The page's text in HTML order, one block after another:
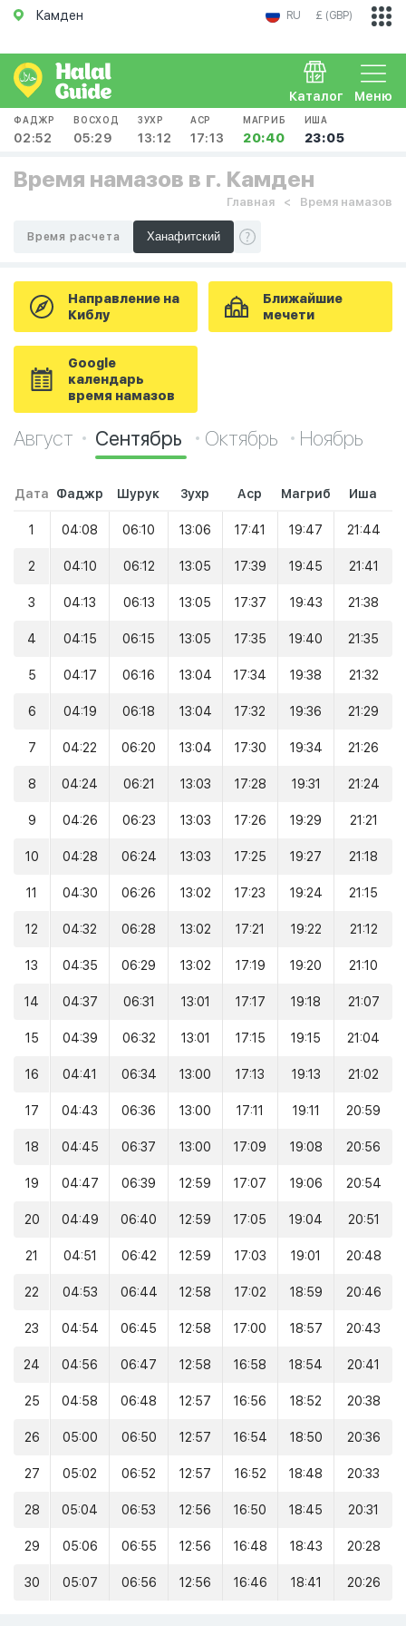
Камден RU £ (GBP)
Меню
Каталог
ФАДЖР
02:52
ВОСХОД
05:29
ЗУХР
13:12
АСР
17:13
МАГРИБ
20:40
ИША
23:05
Время намазов в г. Камден
Главная Время намазов
Время расчета
Направление на
Киблу
Ближайшие
мечети
Google
календарь
время намазов
Август Сентябрь Октябрь Ноябрь
Дата Фаджр Шурук Зухр Аср Магриб Иша
1 04:08 06:10 13:06 17:41 19:47 21:44
2 04:10 06:12 13:05 17:39 19:45 21:41
3 04:13 06:13 13:05 17:37 19:43 21:38
4 04:15 06:15 13:05 17:35 19:40 21:35
5 04:17 06:16 13:04 17:34 19:38 21:32
6 04:19 06:18 13:04 17:32 19:36 21:29
7 04:22 06:20 13:04 17:30 19:34 21:26
8 04:24 06:21 13:03 17:28 19:31 21:24
9 04:26 06:23 13:03 17:26 19:29 21:21
10 04:28 06:24 13:03 17:25 19:27 21:18
11 04:30 06:26 13:02 17:23 19:24 21:15
12 04:32 06:28 13:02 17:21 19:22 21:12
13 04:35 06:29 13:02 17:19 19:20 21:10
14 04:37 06:31 13:01 17:17 19:18 21:07
15 04:39 06:32 13:01 17:15 19:15 21:04
16 04:41 06:34 13:00 17:13 19:13 21:02
17 04:43 06:36 13:00 17:11 19:11 20:59
18 04:45 06:37 13:00 17:09 19:08 20:56
19 04:47 06:39 12:59 17:07 19:06 20:54
20 04:49 06:40 12:59 17:05 19:04 20:51
21 04:51 06:42 12:59 17:03 19:01 20:48
22 04:53 06:44 12:58 17:02 18:59 20:46
23 04:54 06:45 12:58 17:00 18:57 20:43
24 04:56 06:47 12:58 16:58 18:54 20:41
25 04:58 06:48 12:57 16:56 18:52 20:38
26 05:00 06:50 12:57 16:54 18:50 20:36
27 05:02 06:52 12:57 16:52 18:48 20:33
28 05:04 06:53 12:56 16:50 18:45 20:31
29 05:06 06:55 12:56 16:48 18:43 20:28
30 05:07 06:56 12:56 16:46 18:41 20:26